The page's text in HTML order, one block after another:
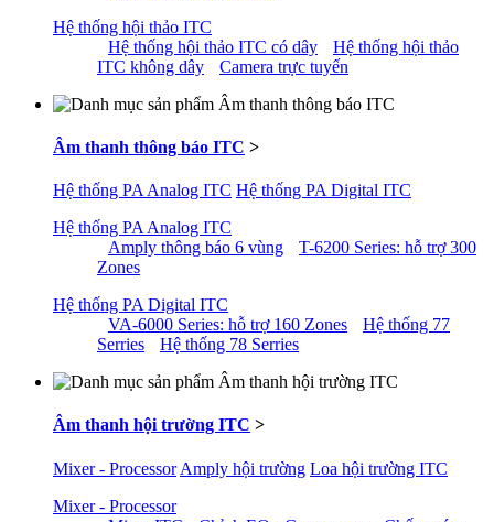
Hệ thống hội thảo ITC
Hệ thống hội thảo ITC có dây
Hệ thống hội thảo
ITC không dây
Camera trực tuyến
Âm thanh thông báo ITC >
Hệ thống PA Analog ITC Hệ thống PA Digital ITC
Hệ thống PA Analog ITC
Amply thông báo 6 vùng
T-6200 Series: hỗ trợ 300
Zones
Hệ thống PA Digital ITC
VA-6000 Series: hỗ trợ 160 Zones
Hệ thống 77
Serries
Hệ thống 78 Serries
Âm thanh hội trường ITC >
Mixer - Processor Amply hội trường Loa hội trường ITC
Mixer - Processor